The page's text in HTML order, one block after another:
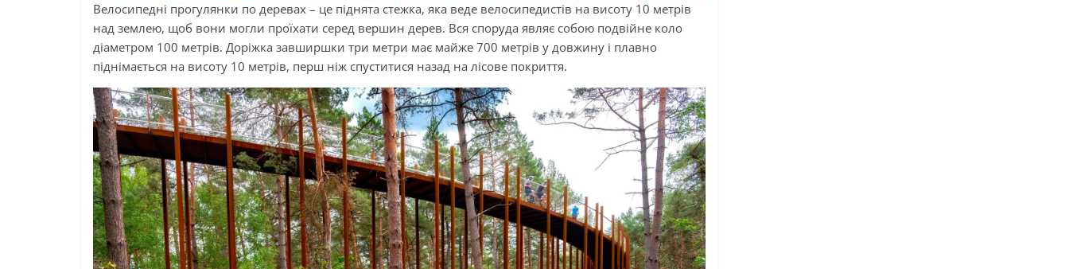
Велосипедні прогулянки по деревах – це піднята стежка, яка веде велосипедистів на висоту 10 метрів
над землею, щоб вони могли проїхати серед вершин дерев. Вся споруда являє собою подвійне коло
діаметром 100 метрів. Доріжка завширшки три метри має майже 700 метрів у довжину і плавно
піднімається на висоту 10 метрів, перш ніж спуститися назад на лісове покриття.